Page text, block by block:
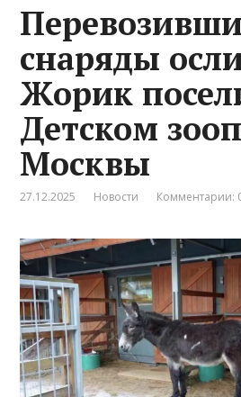
снаряды
Жорик
Детском
Москвы
27.12.2025 Новости Комментарии: